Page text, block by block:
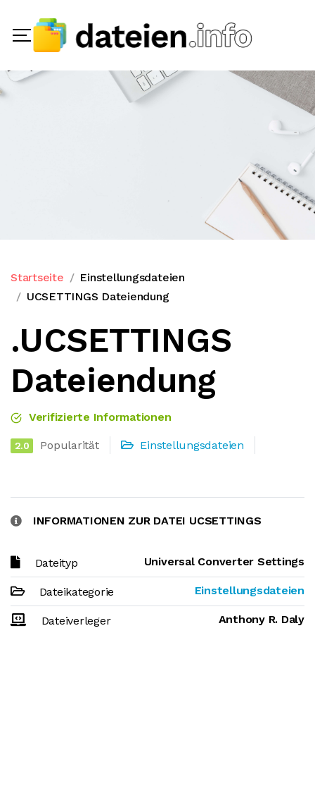
Startseite
Einstellungsdateien
UCSETTINGS Dateiendung
.UCSETTINGS
Dateiendung
Verifizierte Informationen
2.0 Popularität Einstellungsdateien
INFORMATIONEN ZUR DATEI UCSETTINGS
Dateityp Universal Converter Settings
Dateikategorie Einstellungsdateien
Dateiverleger Anthony R. Daly